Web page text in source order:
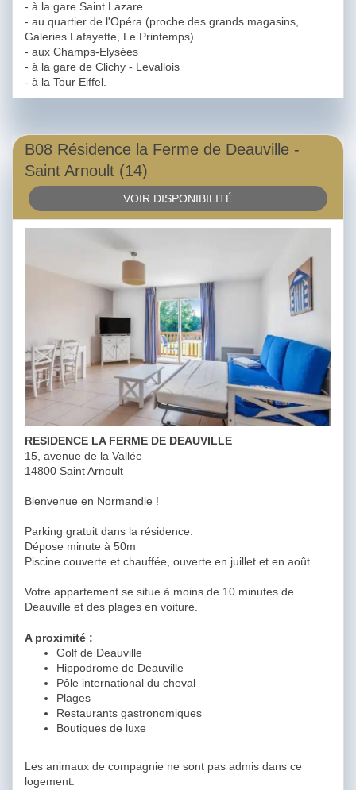
- à la gare Saint Lazare
- au quartier de l'Opéra (proche des grands magasins,
Galeries Lafayette, Le Printemps)
- aux Champs-Elysées
- à la gare de Clichy - Levallois
- à la Tour Eiffel.
B08 Résidence la Ferme de Deauville -
Saint Arnoult (14)
VOIR DISPONIBILITÉ
RESIDENCE LA FERME DE DEAUVILLE
15, avenue de la Vallée
14800 Saint Arnoult
Bienvenue en Normandie !
Parking gratuit dans la résidence.
Dépose minute à 50m
Piscine couverte et chauffée, ouverte en juillet et en août.
Votre appartement se situe à moins de 10 minutes de
Deauville et des plages en voiture.
A proximité :
Golf de Deauville
Hippodrome de Deauville
Pôle international du cheval
Plages
Restaurants gastronomiques
Boutiques de luxe
Les animaux de compagnie ne sont pas admis dans ce
logement.